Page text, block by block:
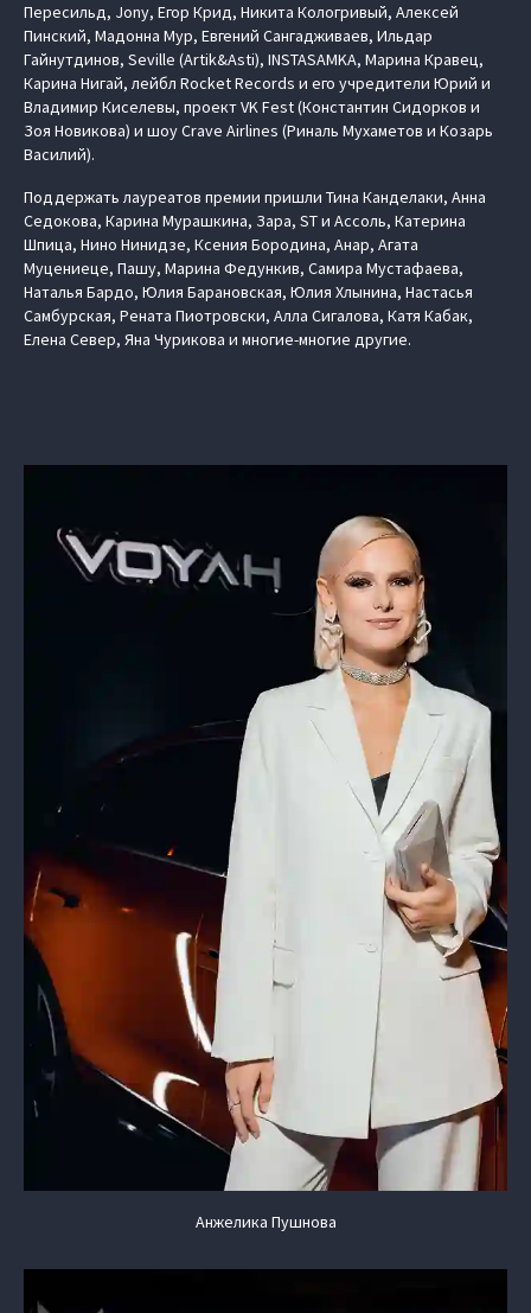
Пересильд, Jony, Егор Крид, Никита Кологривый, Алексей
Пинский, Мадонна Мур, Евгений Сангадживаев, Ильдар
Гайнутдинов, Seville (Artik&Asti), INSTASAMKA, Марина Кравец,
Карина Нигай, лейбл Rocket Records и его учредители Юрий и
Владимир Киселевы, проект VK Fest (Константин Сидорков и
Зоя Новикова) и шоу Crave Airlines (Риналь Мухаметов и Козарь
Василий).
Поддержать лауреатов премии пришли Тина Канделаки, Анна
Седокова, Карина Мурашкина, Зара, ST и Ассоль, Катерина
Шпица, Нино Нинидзе, Ксения Бородина, Анар, Агата
Муцениеце, Пашу, Марина Федункив, Самира Мустафаева,
Наталья Бардо, Юлия Барановская, Юлия Хлынина, Настасья
Самбурская, Рената Пиотровски, Алла Сигалова, Катя Кабак,
Елена Север, Яна Чурикова и многие-многие другие.
Анжелика Пушнова